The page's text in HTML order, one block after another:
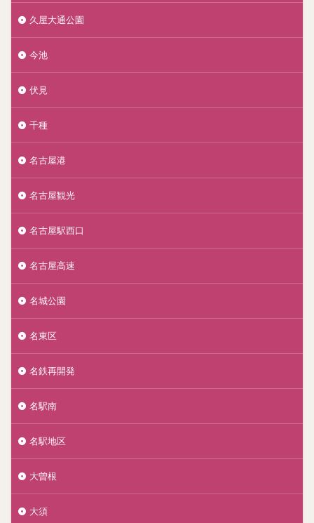
久屋大通公園
今池
伏見
千種
名古屋港
名古屋観光
名古屋駅西口
名古屋高速
名城公園
名東区
名鉄再開発
名駅南
名駅地区
大曽根
大須